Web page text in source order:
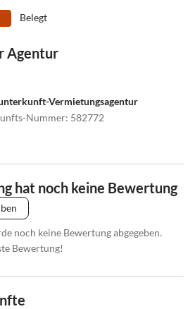
Belegt
Agentur
Vermietungsagentur
Nummer: 582772
hat noch keine Bewertung
noch keine Bewertung abgegeben.
Bewertung!